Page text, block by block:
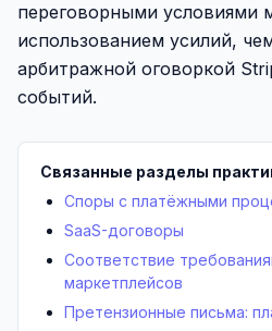
переговорными условиями
использованием усилий,
арбитражной оговоркой
событий.
Связанные разделы
Споры с платёжными
SaaS-договоры
Соответствие
маркетплейсов
Претензионные письма: